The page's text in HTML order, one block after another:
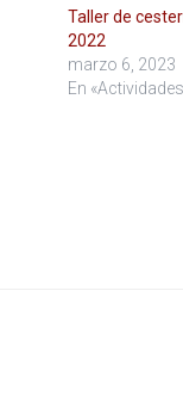
Taller de
2022
marzo 6, 2023
En